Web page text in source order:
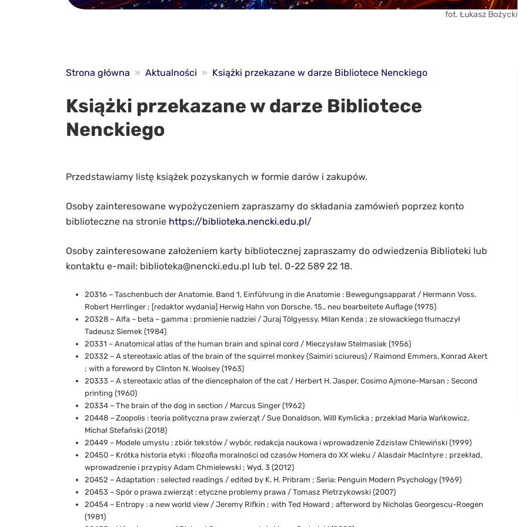
fot. Łukasz Bożycki
Strona główna » Aktualności » Książki przekazane w darze Bibliotece Nenckiego
Książki przekazane w darze Bibliotece
Nenckiego
Przedstawiamy listę książek pozyskanych w formie darów i zakupów.
Osoby zainteresowane wypożyczeniem zapraszamy do składania zamówień poprzez konto
biblioteczne na stronie https://biblioteka.nencki.edu.pl/
Osoby zainteresowane założeniem karty bibliotecznej zapraszamy do odwiedzenia Biblioteki lub
kontaktu e-mail: biblioteka@nencki.edu.pl lub tel. 0-22 589 22 18.
20316 – Taschenbuch der Anatomie. Band 1, Einführung in die Anatomie : Bewegungsapparat / Hermann Voss,
Robert Herrlinger ; [redaktor wydania] Herwig Hahn von Dorsche. 15., neu bearbeitete Auflage (1975)
20328 – Alfa – beta – gamma : promienie nadziei / Juraj Tölgyessy, Milan Kenda ; ze słowackiego tłumaczył
Tadeusz Siemek (1984)
20331 – Anatomical atlas of the human brain and spinal cord / Mieczysław Stelmasiak (1956)
20332 – A stereotaxic atlas of the brain of the squirrel monkey (Saimiri sciureus) / Raimond Emmers, Konrad Akert
; with a foreword by Clinton N. Woolsey (1963)
20333 – A stereotaxic atlas of the diencephalon of the cat / Herbert H. Jasper, Cosimo Ajmone-Marsan ; Second
printing (1960)
20334 – The brain of the dog in section / Marcus Singer (1962)
20448 – Zoopolis : teoria polityczna praw zwierząt / Sue Donaldson, Willl Kymlicka ; przekład Maria Wańkowicz,
Michał Stefański (2018)
20449 – Modele umysłu : zbiór tekstów / wybór, redakcja naukowa i wprowadzenie Zdzisław Chlewiński (1999)
20450 – Krótka historia etyki : filozofia moralności od czasów Homera do XX wieku / Alasdair MacIntyre ; przekład,
wprowadzenie i przypisy Adam Chmielewski ; Wyd. 3 (2012)
20452 – Adaptation : selected readings / edited by K. H. Pribram ; Seria: Penguin Modern Psychology (1969)
20453 – Spór o prawa zwierząt : etyczne problemy prawa / Tomasz Pietrzykowski (2007)
20454 – Entropy : a new world view / Jeremy Rifkin ; with Ted Howard ; afterword by Nicholas Georgescu-Roegen
(1981)